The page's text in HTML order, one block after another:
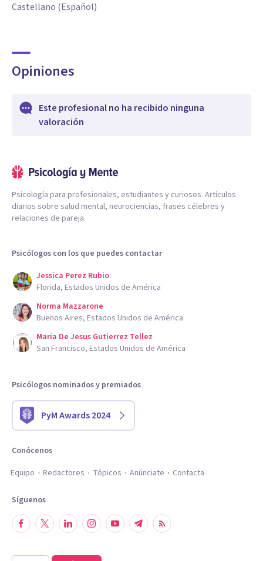
Castellano (Español)
Opiniones
Este profesional no ha recibido ninguna
valoración
Psicología para profesionales, estudiantes y curiosos. Artículos
diarios sobre salud mental, neurociencias, frases célebres y
relaciones de pareja.
Psicólogos con los que puedes contactar
Jessica Perez Rubio
Florida, Estados Unidos de América
Norma Mazzarone
Buenos Aires, Estados Unidos de América
Maria De Jesus Gutierrez Tellez
San Francisco, Estados Unidos de América
Psicólogos nominados y premiados
PyM Awards 2024
Conócenos
Equipo
Redactores Tópicos Anúnciate Contacta
Síguenos